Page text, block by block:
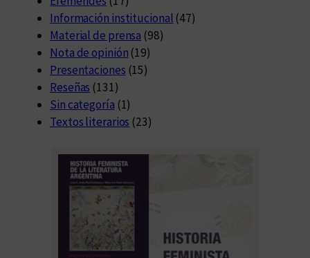
Información institucional (47)
Material de prensa (98)
Nota de opinión (19)
Presentaciones (15)
Reseñas (131)
Sin categoría (1)
Textos literarios (23)